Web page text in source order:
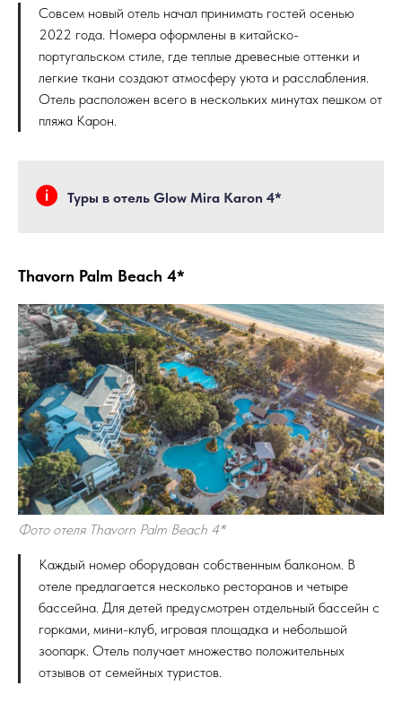
Совсем новый отель начал принимать гостей осенью
2022 года. Номера оформлены в китайско-
португальском стиле, где теплые древесные оттенки и
легкие ткани создают атмосферу уюта и расслабления.
Отель расположен всего в нескольких минутах пешком от
пляжа Карон.
Туры в отель Glow Mira Karon 4*
Thavorn Palm Beach 4*
Фото отеля Thavorn Palm Beach 4*
Каждый номер оборудован собственным балконом. В
отеле предлагается несколько ресторанов и четыре
бассейна. Для детей предусмотрен отдельный бассейн с
горками, мини-клуб, игровая площадка и небольшой
зоопарк. Отель получает множество положительных
отзывов от семейных туристов.